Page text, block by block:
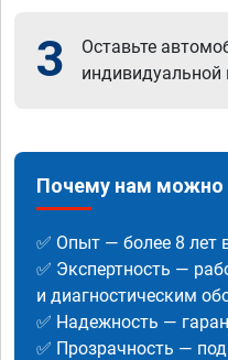
3
Оставьте
индивидуальной
Почему нам можно
✅ Опыт — более 8 лет
✅ Экспертность —
и диагностическим
✅ Надежность —
✅ Прозрачность —